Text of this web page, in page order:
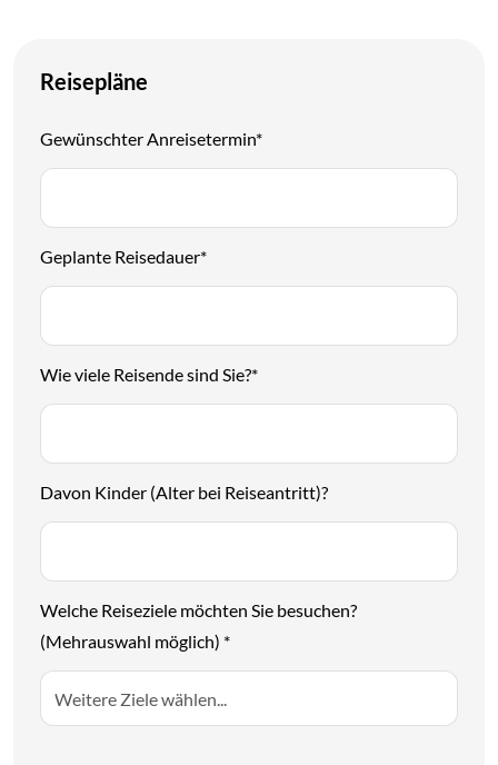
Reiseplaner
Reisepläne
Gewünschter Anreisetermin*
Geplante Reisedauer*
Wie viele Reisende sind Sie?*
Davon Kinder (Alter bei Reiseantritt)?
Welche Reiseziele möchten Sie besuchen?
(Mehrauswahl möglich) *